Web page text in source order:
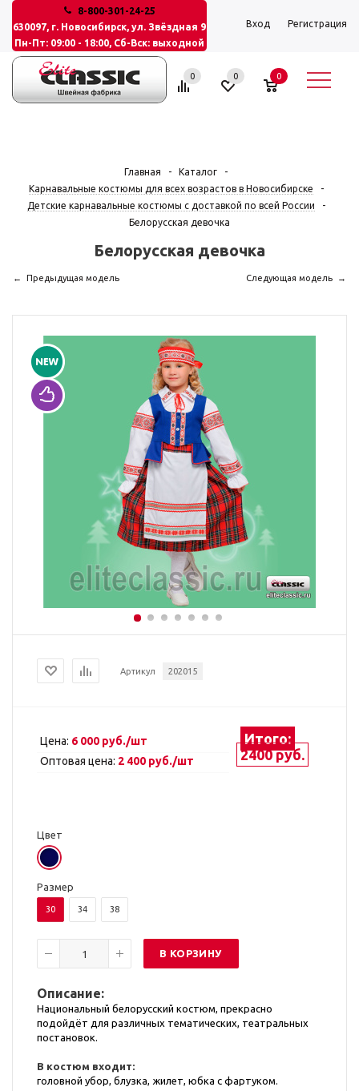
8-800-301-24-25
630097, г. Новосибирск, ул. Звёздная 9
Пн-Пт: 09:00 - 18:00, Сб-Вск: выходной
Вход Регистрация
0 0 0
Главная - Каталог
-
Карнавальные костюмы для всех возрастов в Новосибирске
-
Детские карнавальные костюмы с доставкой по всей России
-
Белорусская девочка
Белорусская девочка
Артикул 202015
Цена: 6 000 руб./шт
Оптовая цена: 2 400 руб./шт
Итого:
2400 руб.
Цвет
Размер
30 34 38
В КОРЗИНУ
Описание:
Национальный белорусский костюм, прекрасно
подойдёт для различных тематических, театральных
постановок.
В костюм входит:
головной убор, блузка, жилет, юбка с фартуком.
Предыдущая модель Следующая модель